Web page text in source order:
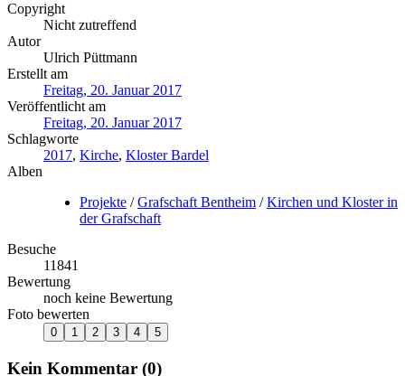
Copyright
Nicht zutreffend
Autor
Ulrich Püttmann
Erstellt am
Freitag, 20. Januar 2017
Veröffentlicht am
Freitag, 20. Januar 2017
Schlagworte
2017, Kirche, Kloster Bardel
Alben
Projekte /Grafschaft Bentheim /Kirchen und Kloster in
der Grafschaft
Besuche
11841
Bewertung
noch keine Bewertung
Foto bewerten
Kein Kommentar (0)